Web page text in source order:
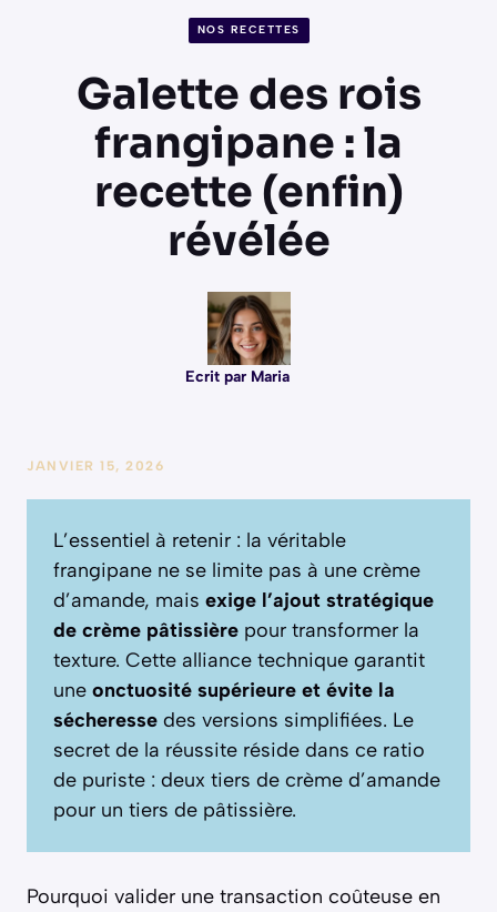
NOS RECETTES
Galette des rois
frangipane : la
recette (enfin)
révélée
Ecrit par Maria
JANVIER 15, 2026
L’essentiel à retenir : la véritable
frangipane ne se limite pas à une crème
d’amande, mais exige l’ajout stratégique
de crème pâtissière pour transformer la
texture. Cette alliance technique garantit
une onctuosité supérieure et évite la
sécheresse des versions simplifiées. Le
secret de la réussite réside dans ce ratio
de puriste : deux tiers de crème d’amande
pour un tiers de pâtissière.
Pourquoi valider une transaction coûteuse en